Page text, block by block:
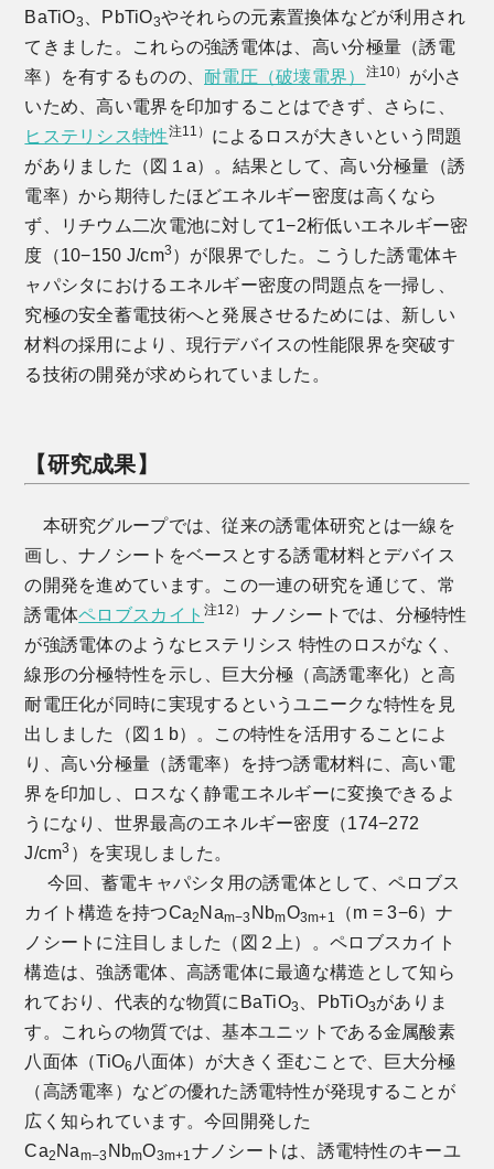
BaTiO3 、PbTiO3やそれらの元素置換体などが利用され
てきました。これらの強誘電体は、高い分極量（誘電
率）を有するものの、耐電圧（破壊電界） 注10） が小さ
いため、高い電界を印加することはできず、さらに、
ヒステリシス特性注11） によるロスが大きいという問題
がありました（図１a）。結果として、高い分極量（誘
電率）から期待したほどエネルギー密度は高くなら
ず、リチウム二次電池に対して1−2桁低いエネルギー密
度（10−150 J/cm3 ）が限界でした。こうした誘電体キ
ャパシタにおけるエネルギー密度の問題点を一掃し、
究極の安全蓄電技術へと発展させるためには、新しい
材料の採用により、現行デバイスの性能限界を突破す
る技術の開発が求められていました。
【研究成果】
本研究グループでは、従来の誘電体研究とは一線を
画し、ナノシートをベースとする誘電材料とデバイス
の開発を進めています。この一連の研究を通じて、常
誘電体ペロブスカイト注12）
ナノシートでは、分極特性
が強誘電体のようなヒステリシス 特性のロスがなく、
線形の分極特性を示し、巨大分極（高誘電率化）と高
耐電圧化が同時に実現するというユニークな特性を見
出しました（図１b）。この特性を活用することによ
り、高い分極量（誘電率）を持つ誘電材料に、高い電
界を印加し、ロスなく静電エネルギーに変換できるよ
うになり、世界最高のエネルギー密度（174−272
J/cm3 ）を実現しました。
今回、蓄電キャパシタ用の誘電体として、ペロブス
カイト構造を持つCa2 Nam−3 NbmO3m+1
（m = 3−6）ナ
ノシートに注目しました（図２上）。ペロブスカイト
構造は、強誘電体、高誘電体に最適な構造として知ら
れており、代表的な物質にBaTiO3 、PbTiO3がありま
す。これらの物質では、基本ユニットである金属酸素
八面体（TiO6 八面体）が大きく歪むことで、巨大分極
（高誘電率）などの優れた誘電特性が発現することが
広く知られています。今回開発した
Ca2 Nam−3 NbmO3m+1ナノシートは、誘電特性のキーユ